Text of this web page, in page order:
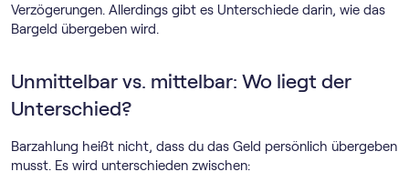
Verzögerungen. Allerdings gibt es Unterschiede darin, wie das
Bargeld übergeben wird.
Unmittelbar vs. mittelbar: Wo liegt der
Unterschied?
Barzahlung heißt nicht, dass du das Geld persönlich übergeben
musst. Es wird unterschieden zwischen: